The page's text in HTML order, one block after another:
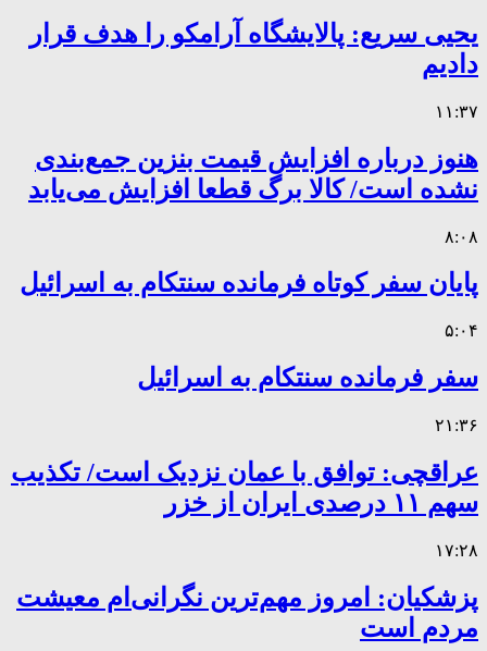
یحیی سریع: پالایشگاه آرامکو را هدف قرار
دادیم
۱۱:۳۷
هنوز درباره افزایش قیمت بنزین جمع‌بندی
نشده است/ کالا برگ قطعا افزایش می‌یابد
۸:۰۸
پایان سفر کوتاه فرمانده سنتکام به اسرائیل
۵:۰۴
سفر فرمانده سنتکام به اسرائیل
۲۱:۳۶
عراقچی: توافق با عمان نزدیک است/ تکذیب
سهم ۱۱ درصدی ایران از خزر
۱۷:۲۸
پزشکیان: امروز مهم‌ترین نگرانی‌ام معیشت
مردم است